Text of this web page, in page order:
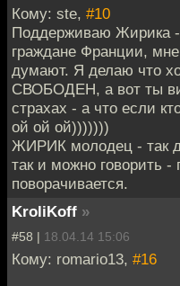
Кому: ste, #10
Поддерживаю Жирика
граждане Франции,
думают. Я делаю что
СВОБОДЕН, а вот ты
страхах - а что если
ой ой ой)))))))
ЖИРИК молодец - так
так и можно говорить -
поворачивается.
KroliKoff »
#58 | 18.04.14 15:06
Кому: romario13, #16